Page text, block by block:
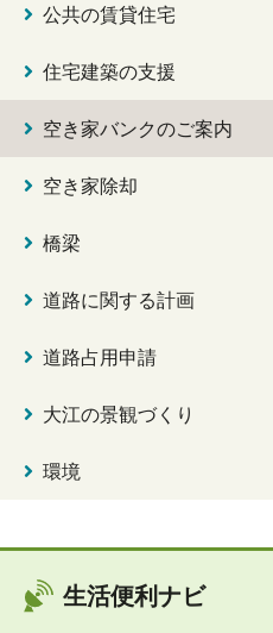
公共の賃貸住宅
住宅建築の支援
空き家バンクのご案内
空き家除却
橋梁
道路に関する計画
道路占用申請
大江の景観づくり
環境
生活便利ナビ